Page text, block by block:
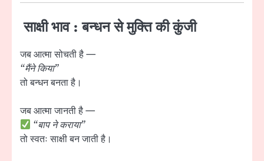
साक्षी भाव : बन्धन से मुक्ति की कुंजी
जब आत्मा सोचती है —
“मैंने किया”
तो बन्धन बनता है।
जब आत्मा जानती है —
“बाप ने कराया”
तो स्वतः साक्षी बन जाती है।